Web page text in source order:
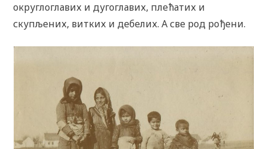
округлоглавих и дугоглавих, плећатих и
скупљених, витких и дебелих. А све род рођени.